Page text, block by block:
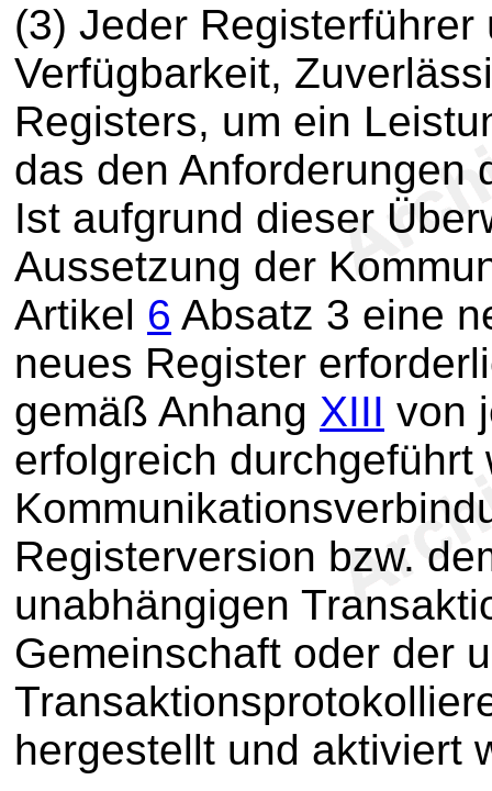
(3) Jeder
Verfügbarkeit,
Registers, um ein
das den Anforderungen
Ist aufgrund dieser
Aussetzung der
Artikel 6 Absatz 3 eine
neues Register
gemäß Anhang XIII von
erfolgreich
Registerversion bzw.
unabhängigen
Gemeinschaft oder der
hergestellt und aktiviert